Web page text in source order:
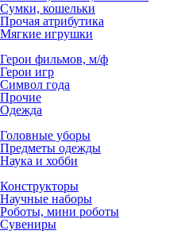
Сумки, кошельки
Прочая атрибутика
Мягкие игрушки
Герои фильмов, м/ф
Герои игр
Символ года
Прочие
Одежда
Головные уборы
Предметы одежды
Наука и хобби
Конструкторы
Научные наборы
Роботы, мини роботы
Сувениры